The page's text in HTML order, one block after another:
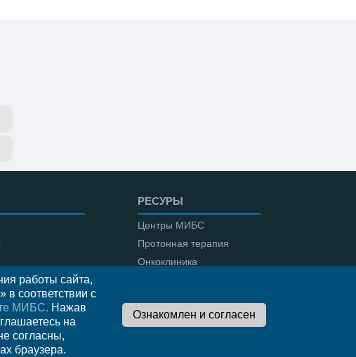
РЕСУРЫ
Центры МИБС
Протонная терапия
Онкоклиника
работы сайта,
в соответствии с
МИБС. Нажав
на
согласны,
браузера.